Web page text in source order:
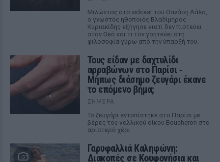
Μιλώντας στο vidcast του Θανάση Λάλα,
ο γνωστός ηθοποιός Βλαδίμηρος
Κυριακίδης εξήγησε γιατί δεν πιστεύει
στον Θεό και τι τον γοητεύει στη
φιλοσοφία γύρω από την ύπαρξή του.
Τους είδαν με δαχτυλίδι
αρραβώνων στο Παρίσι ‑
Μήπως διάσημο ζευγάρι έκανε
το επόμενο βήμα;
ΣΉΜΕΡΑ
Το ζευγάρι εντοπίστηκε στο Παρίσι με
βέρες του γαλλικού οίκου Boucheron στο
αριστερό χέρι
Γαρυφαλλιά Καληφώνη:
Διακοπές σε Κουφονήσια και